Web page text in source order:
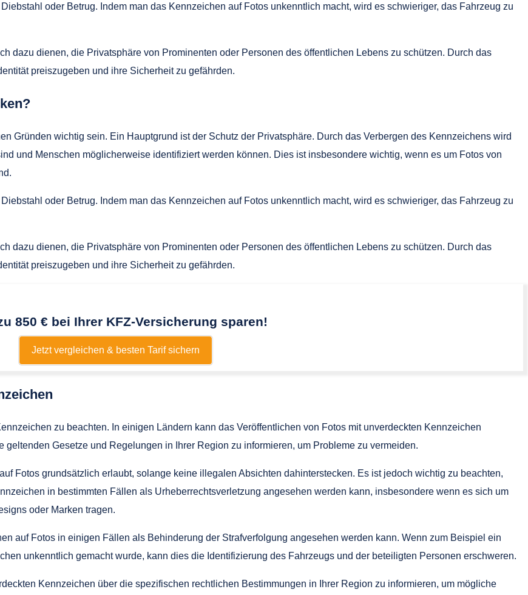
oder Betrug. Indem man das Kennzeichen auf Fotos unkenntlich macht, wird es schwieriger, das Fahrzeug zu
dazu dienen, die Privatsphäre von Prominenten oder Personen des öffentlichen Lebens zu schützen. Durch das
preiszugeben und ihre Sicherheit zu gefährden.
Gründen wichtig sein. Ein Hauptgrund ist der Schutz der Privatsphäre. Durch das Verbergen des Kennzeichens wird
und Menschen möglicherweise identifiziert werden können. Dies ist insbesondere wichtig, wenn es um Fotos von
oder Betrug. Indem man das Kennzeichen auf Fotos unkenntlich macht, wird es schwieriger, das Fahrzeug zu
dazu dienen, die Privatsphäre von Prominenten oder Personen des öffentlichen Lebens zu schützen. Durch das
preiszugeben und ihre Sicherheit zu gefährden.
850 € bei Ihrer KFZ-Versicherung sparen!
Jetzt vergleichen & besten Tarif sichern
zu beachten. In einigen Ländern kann das Veröffentlichen von Fotos mit unverdeckten Kennzeichen
Gesetze und Regelungen in Ihrer Region zu informieren, um Probleme zu vermeiden.
Fotos grundsätzlich erlaubt, solange keine illegalen Absichten dahinterstecken. Es ist jedoch wichtig zu beachten,
in bestimmten Fällen als Urheberrechtsverletzung angesehen werden kann, insbesondere wenn es sich um
oder Marken tragen.
auf Fotos in einigen Fällen als Behinderung der Strafverfolgung angesehen werden kann. Wenn zum Beispiel ein
unkenntlich gemacht wurde, kann dies die Identifizierung des Fahrzeugs und der beteiligten Personen erschweren.
Kennzeichen über die spezifischen rechtlichen Bestimmungen in Ihrer Region zu informieren, um mögliche